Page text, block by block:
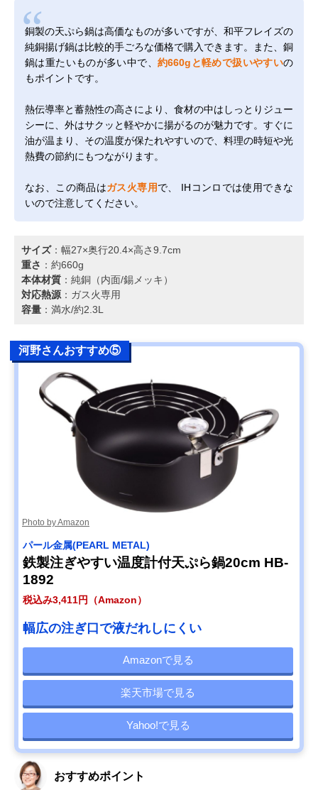
銅製の天ぷら鍋は高価なものが多いですが、和平フレイズの
純銅揚げ鍋は比較的手ごろな価格で購入できます。また、銅
鍋は重たいものが多い中で、 約660gと軽めで扱いやすいの
もポイントです。
熱伝導率と蓄熱性の高さにより、食材の中はしっとりジュー
シーに、外はサクッと軽やかに揚がるのが魅力です。すぐに
油が温まり、その温度が保たれやすいので、料理の時短や光
熱費の節約にもつながります。
なお、この商品はガス火専用で、 IHコンロでは使用できな
いので注意してください。
サイズ：幅27×奥行20.4×高さ9.7cm
重さ ：約660g
本体材質 ：純銅（内面/錫メッキ）
対応熱源 ：ガス火専用
容量 ：満水/約2.3L
河野さんおすすめ⑤
Photo by Amazon
パール金属(PEARL METAL)
鉄製注ぎやすい温度計付天ぷら鍋20cm HB-
1892
税込み3,411円（Amazon）
幅広の注ぎ口で液だれしにくい
Amazonで見る
楽天市場で見る
Yahoo!で見る
おすすめポイント